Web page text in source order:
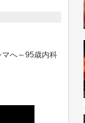
へ～95歳内科